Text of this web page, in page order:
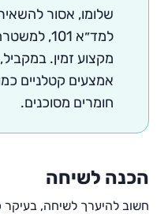
שלומו, אסור
מקצוע זמין.
אמצעים קטלניים
חומרים מסוכנים.
הכנה לשיחה
חשוב להיערך לשיחה, בעיקר